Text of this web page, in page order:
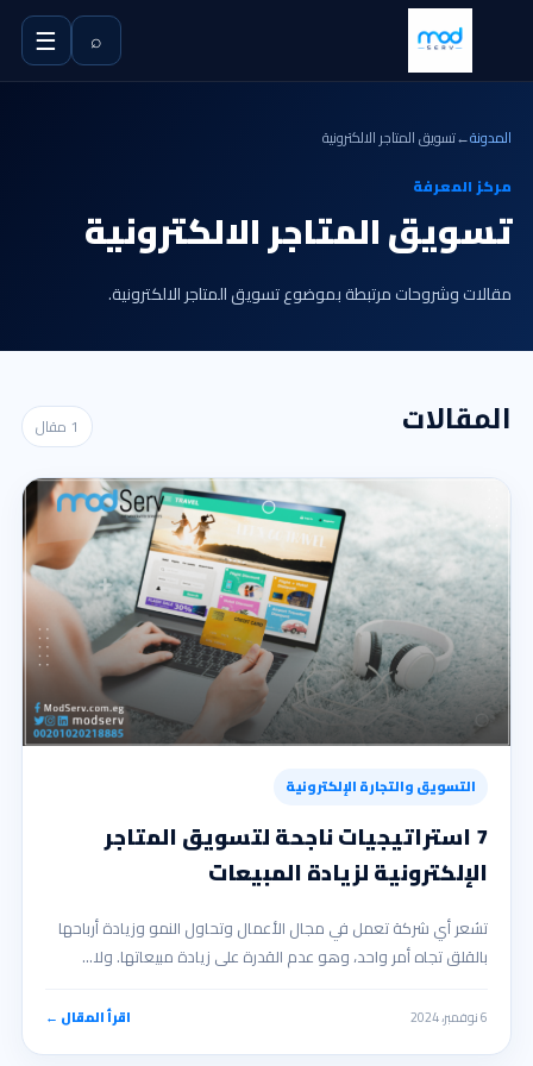
⌕
☰
المدونة←تسويق المتاجر الالكترونية
مركز المعرفة
تسويق المتاجر الالكترونية
مقالات وشروحات مرتبطة بموضوع تسويق المتاجر الالكترونية.
المقالات 1 مقال
التسويق والتجارة الإلكترونية
7 استراتيجيات ناجحة لتسويق المتاجر
الإلكترونية لزيادة المبيعات
تشعر أي شركة تعمل في مجال الأعمال وتحاول النمو وزيادة أرباحها
بالقلق تجاه أمر واحد، وهو عدم القدرة على زيادة مبيعاتها. ولا…
6 نوفمبر، 2024 اقرأ المقال ←